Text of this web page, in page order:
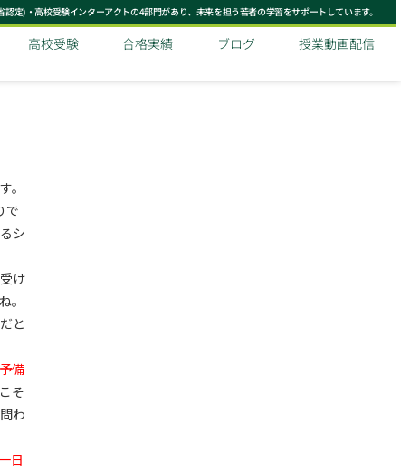
定)・高校受験インターアクトの4部門があり、未来を担う若者の学習をサポートしています。
高校受験 合格実績 ブログ 授業動画配信
。
で
シ
け
。
と
備
そ
わ
一日